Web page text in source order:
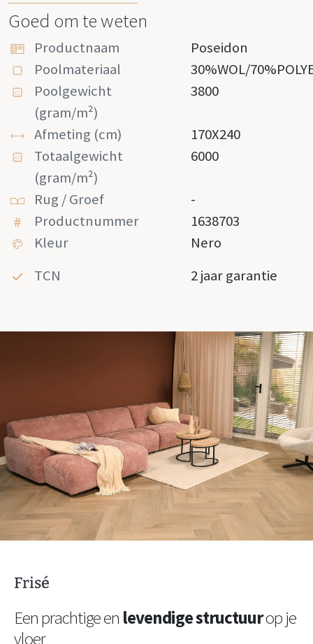
Goed om te weten
Productnaam
Poseidon
Poolmateriaal
30%WOL/
Poolgewicht
(gram/m²)
3800
Afmeting (cm)
170X240
Totaalgewicht
(gram/m²)
6000
Rug / Groef
-
Productnummer
1638703
Kleur
Nero
TCN
2 jaar garantie
Frisé
Een prachtige en levendige structuurop je
vloer